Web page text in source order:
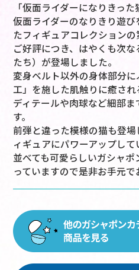
「仮面ライダーになりきっ
仮面ライダーのなりきり遊
たフィギュアコレクションの
ご好評につき、はやくも次
たち）が登場しました。
変身ベルト以外の身体部分
工」を施した肌触りに癒さ
ディテールや肉球など細部
す。
前弾と違った模様の猫も登
ィギュアにパワーアップして
並べても可愛らしいガシャ
っていますので是非お手元で